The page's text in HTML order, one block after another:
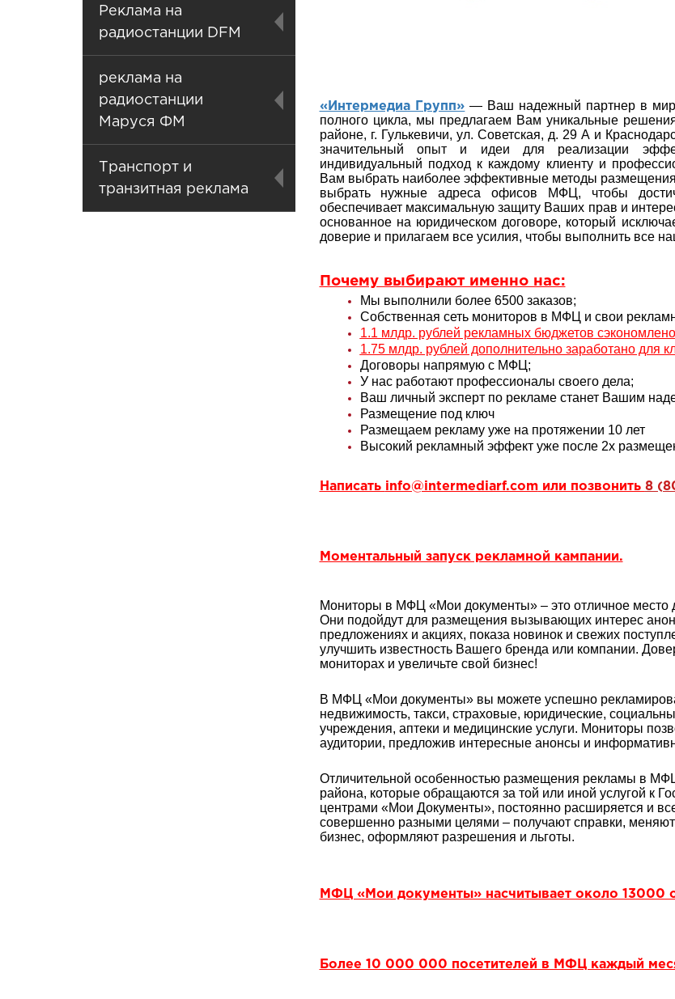
Реклама на
радиостанции DFM
реклама на
радиостанции
Маруся ФМ
Транспорт и
транзитная реклама
«Интермедиа Групп» — Ваш надежный партнер в
полного цикла, мы предлагаем Вам уникальные
районе, г. Гулькевичи, ул. Советская, д. 29 А и
значительный опыт и идеи для реализации
индивидуальный подход к каждому клиенту и
Вам выбрать наиболее эффективные методы
выбрать нужные адреса офисов МФЦ, чтобы
обеспечивает максимальную защиту Ваших прав и
основанное на юридическом договоре, который
доверие и прилагаем все усилия, чтобы выполнить все
Почему выбирают именно нас:
Мы выполнили более 6500 заказов;
Собственная сеть мониторов в МФЦ и свои
1.1 млдр. рублей рекламных бюджетов
1.75 млдр. рублей дополнительно заработано для
Договоры напрямую с МФЦ;
У нас работают профессионалы своего дела;
Ваш личный эксперт по рекламе станет Вашим
Размещение под ключ
Размещаем рекламу уже на протяжении 10 лет
Высокий рекламный эффект уже после 2х
Написать info@intermediarf.comили позвонить 8
Моментальный запуск рекламной кампании.
Мониторы в МФЦ «Мои документы» – это отличное место
Они подойдут для размещения вызывающих интерес
предложениях и акциях, показа новинок и свежих
улучшить известность Вашего бренда или компании.
мониторах и увеличьте свой бизнес!
В МФЦ «Мои документы» вы можете успешно
недвижимость, такси, страховые, юридические,
учреждения, аптеки и медицинские услуги. Мониторы
аудитории, предложив интересные анонсы и
Отличительной особенностью размещения рекламы в
района, которые обращаются за той или иной услугой к
центрами «Мои Документы», постоянно расширяется и
совершенно разными целями – получают справки,
бизнес, оформляют разрешения и льготы.
МФЦ «Мои документы» насчитывает около 13000
Более 10 000 000 посетителей в МФЦ каждый